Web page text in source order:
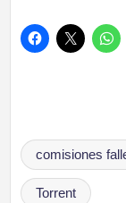
Etiquetas:
comisiones
Torrent